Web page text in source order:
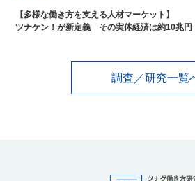
【多様な働き方を支える人材マーケット】
ツナケン！が新定義 その実体経済は約10兆円
調査／研究一覧